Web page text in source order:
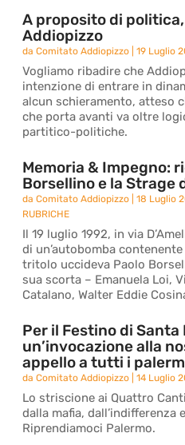
A proposito di
Addiopizzo
daComitato Addiopizzo |19 Luglio
Vogliamo ribadire che
intenzione di entrare in
alcun schieramento, atteso
che porta avanti va oltre
partitico-politiche.
Memoria & Impegno:
Borsellino e la Strage
daComitato Addiopizzo |18 Luglio
RUBRICHE
Il 19 luglio 1992, in via
di un’autobomba
tritolo uccideva Paolo
sua scorta – Emanuela Loi,
Catalano, Walter Eddie
Per il Festino di Santa
un’invocazione alla
appello a tutti i
daComitato Addiopizzo |14 Luglio
Lo striscione ai Quattro
dalla mafia, dall’indifferenza
Riprendiamoci Palermo.